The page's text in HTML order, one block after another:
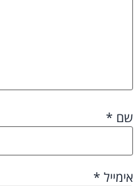
שם *
אימייל *